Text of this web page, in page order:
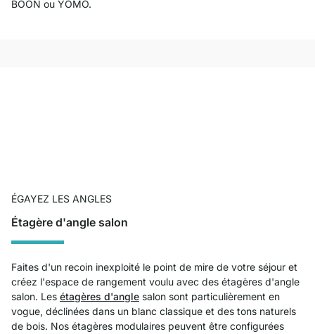
BOON ou YOMO.
ÉGAYEZ LES ANGLES
Étagère d'angle salon
Faites d'un recoin inexploité le point de mire de votre séjour et
créez l'espace de rangement voulu avec des étagères d'angle
salon. Les étagères d'angle salon sont particulièrement en
vogue, déclinées dans un blanc classique et des tons naturels
de bois. Nos étagères modulaires peuvent être configurées